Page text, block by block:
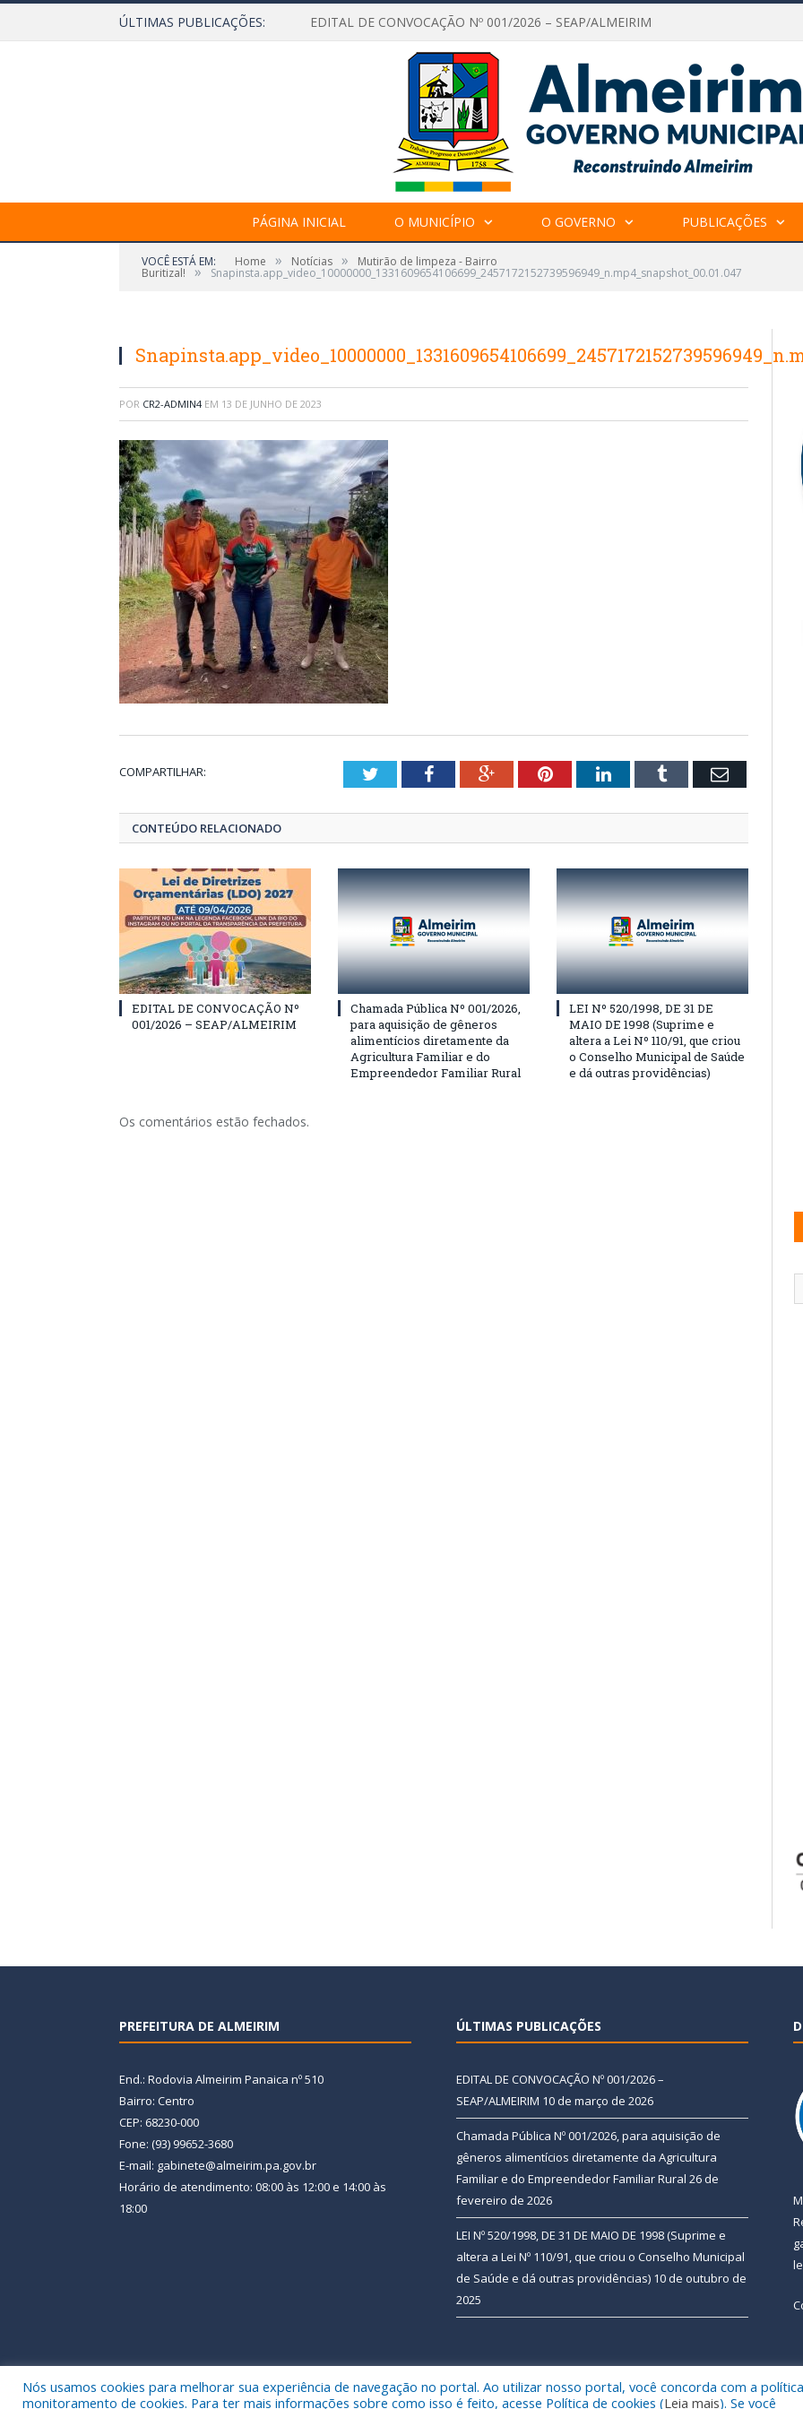
ÚLTIMAS PUBLICAÇÕES: EDITAL DE CONVOCAÇÃO Nº 001/2026 – SEAP/ALMEIRIM
PÁGINA INICIAL O MUNICÍPIO O GOVERNO PUBLICAÇÕES
VOCÊ ESTÁ EM: Home » Notícias » Mutirão de limpeza - Bairro
Buritizal! » Snapinsta.app_video_10000000_1331609654106699_2457172152739596949_n.mp4_snapshot_00.01.047
POR CR2-ADMIN4 EM 13 DE JUNHO DE 2023
COMPARTILHAR: TwitterFacebookGoogle+PinterestLinkedInTumblr Email
CONTEÚDO RELACIONADO
EDITAL DE CONVOCAÇÃO Nº
001/2026 – SEAP/ALMEIRIM
Chamada Pública Nº 001/2026,
para aquisição de gêneros
alimentícios diretamente da
Agricultura Familiar e do
Empreendedor Familiar Rural
LEI Nº 520/1998, DE 31 DE
MAIO DE 1998 (Suprime e
altera a Lei Nº 110/91, que criou
o Conselho Municipal de Saúde
e dá outras providências)
Os comentários estão fechados.
PREFEITURA DE ALMEIRIM
End.: Rodovia Almeirim Panaica nº 510
Bairro: Centro
CEP: 68230-000
Fone: (93) 99652-3680
E-mail: gabinete@almeirim.pa.gov.br
Horário de atendimento: 08:00 às 12:00 e 14:00 às
18:00
ÚLTIMAS PUBLICAÇÕES
EDITAL DE CONVOCAÇÃO Nº 001/2026 –
SEAP/ALMEIRIM 10 de março de 2026
Chamada Pública Nº 001/2026, para aquisição de
gêneros alimentícios diretamente da Agricultura
Familiar e do Empreendedor Familiar Rural 26 de
fevereiro de 2026
LEI Nº 520/1998, DE 31 DE MAIO DE 1998 (Suprime e
altera a Lei Nº 110/91, que criou o Conselho Municipal
de Saúde e dá outras providências) 10 de outubro de
2025
Todos os direitos reservados a Prefeitura Municipal de Almeirim. Mapa do Site
Nós usamos cookies para melhorar sua experiência de navegação no portal. Ao utilizar nosso portal, você concorda com a
monitoramento de cookies. Para ter mais informações sobre como isso é feito, acesse Política de cookies (Leia mais). Se você